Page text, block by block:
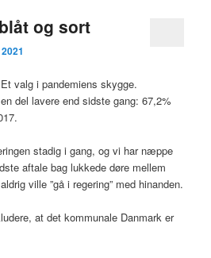
og sort
valg i pandemiens skygge.
del lavere end sidste gang: 67,2%
stadig i gang, og vi har næppe
aftale bag lukkede døre mellem
ville ”gå i regering” med hinanden.
at det kommunale Danmark er